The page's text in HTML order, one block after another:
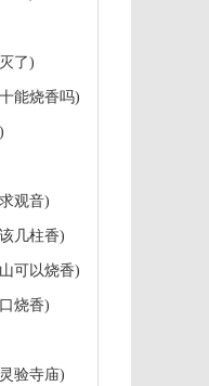
了)
能烧香吗)
观音)
几柱香)
可以烧香)
烧香)
验寺庙)